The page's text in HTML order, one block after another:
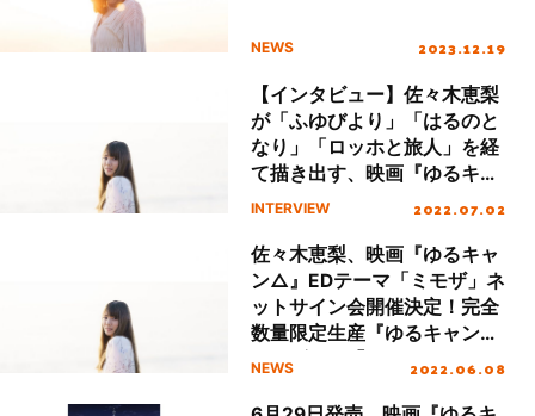
NEWS 2023.12.19
【インタビュー】佐々木恵梨
が「ふゆびより」「はるのと
なり」「ロッホと旅人」を経
て描き出す、映画『ゆるキャ
ン△』EDテーマ「ミモザ」
さ”と 『ゆるキャン△』が教
えてくれたものとは？
INTERVIEW 2022.07.02
佐々木恵梨、映画『ゆるキャ
ン△』EDテーマ「ミモザ」ネ
ットサイン会開催決定！完全
数量限定生産『ゆるキャン△
オルゴール「ふゆびより」』
NEWS 2022.06.08